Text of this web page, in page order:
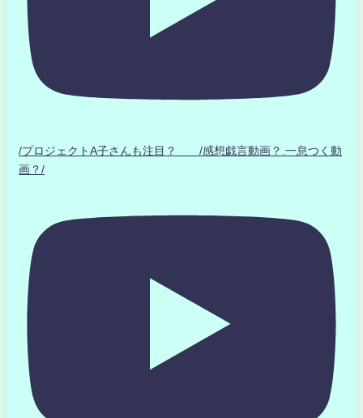
/プロジェクトA子さんも注目？ /感想戯言動画？.一息つく動
画？/